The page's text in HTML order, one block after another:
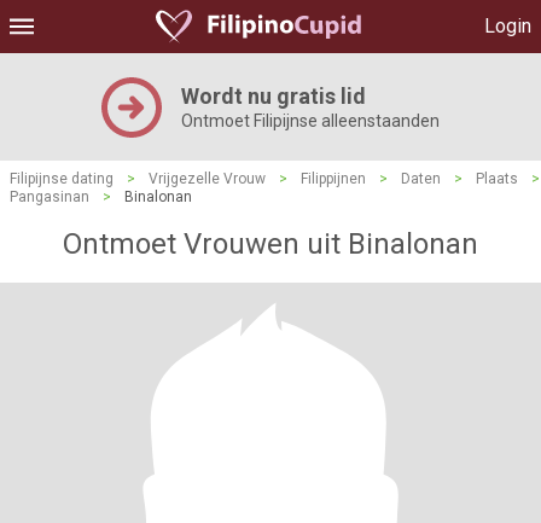
Login
Wordt nu gratis lid
Ontmoet Filipijnse alleenstaanden
Filipijnse dating > Vrijgezelle Vrouw > Filippijnen > Daten > Plaats
>
Pangasinan
> Binalonan
Ontmoet Vrouwen uit Binalonan